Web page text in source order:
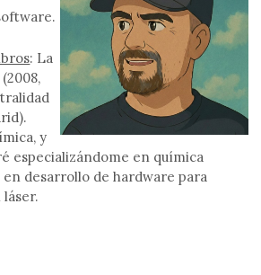
: La
y
especializándome en química
desarrollo de hardware para